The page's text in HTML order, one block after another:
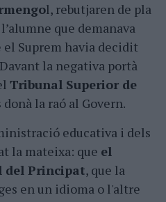
l, rebutjaren de pla
que demanava
el Suprem havia decidit
la negativa portà
Tribunal Superior de
donà la raó al Govern.
educativa i dels
la mateixa: que el
del Principat, que la
en un idioma o l'altre